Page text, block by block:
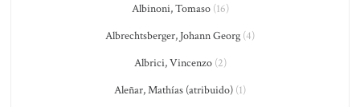
Albinoni, Tomaso(16)
Albrechtsberger, Johann Georg (4)
Albrici, Vincenzo(2)
Aleñar, Mathías (atribuido) (1)